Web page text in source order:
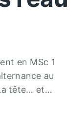
en MSc 1
au
tête… et…